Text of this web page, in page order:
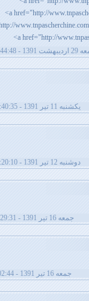
- 2:44:48 قبل از ظهر
يکشنبه 11 تیر 1391 - 11:40:35 بعد از ظهر
دوشنبه 12 تیر 1391 - 10:20:10 بعد از ظهر
جمعه 16 تیر 1391 - 3:29:31 قبل از ظهر
جمعه 16 تیر 1391 - 8:02:44 بعد از ظهر